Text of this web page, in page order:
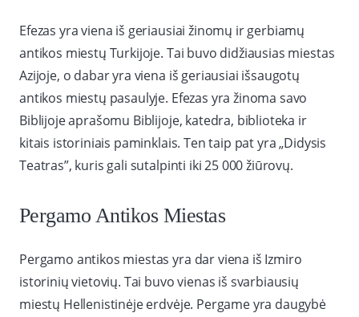
Efezas yra viena iš geriausiai žinomų ir gerbiamų
antikos miestų Turkijoje. Tai buvo didžiausias miestas
Azijoje, o dabar yra viena iš geriausiai išsaugotų
antikos miestų pasaulyje. Efezas yra žinoma savo
Biblijoje aprašomu Biblijoje, katedra, biblioteka ir
kitais istoriniais paminklais. Ten taip pat yra „Didysis
Teatras”, kuris gali sutalpinti iki 25 000 žiūrovų.
Pergamo Antikos Miestas
Pergamo antikos miestas yra dar viena iš Izmiro
istorinių vietovių. Tai buvo vienas iš svarbiausių
miestų Hellenistinėje erdvėje. Pergame yra daugybė